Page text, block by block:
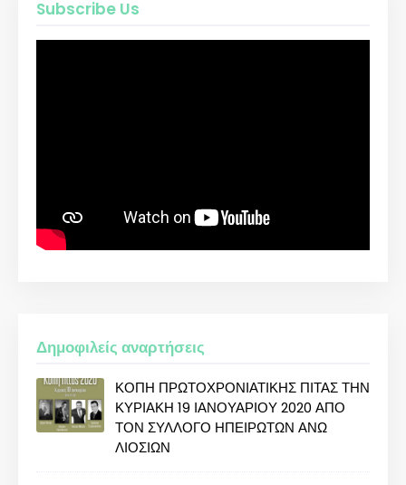
Subscribe Us
Δημοφιλείς αναρτήσεις
ΚΟΠΗ ΠΡΩΤΟΧΡΟΝΙΑΤΙΚΗΣ ΠΙΤΑΣ ΤΗΝ
ΚΥΡΙΑΚΗ 19 ΙΑΝΟΥΑΡΙΟΥ 2020 ΑΠΟ
ΤΟΝ ΣΥΛΛΟΓΟ ΗΠΕΙΡΩΤΩΝ ΑΝΩ
ΛΙΟΣΙΩΝ